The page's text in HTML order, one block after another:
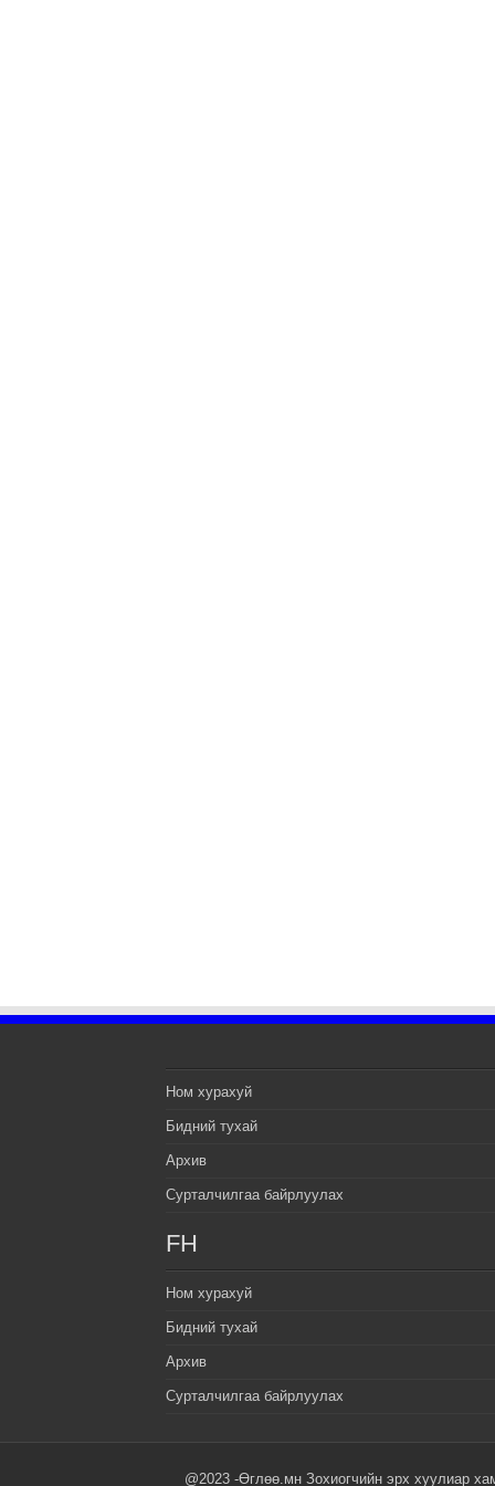
Ном хурахуй
Бидний тухай
Архив
Сурталчилгаа байрлуулах
FH
Ном хурахуй
Бидний тухай
Архив
Сурталчилгаа байрлуулах
@2023 -Өглөө.мн Зохиогчийн эрх хуулиар